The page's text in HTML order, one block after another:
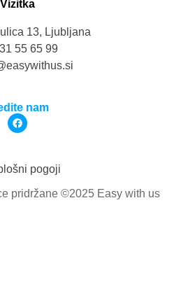
Vizitka
13, Ljubljana
55 65 99
nam
pogoji
pridržane ©2025 Easy with us